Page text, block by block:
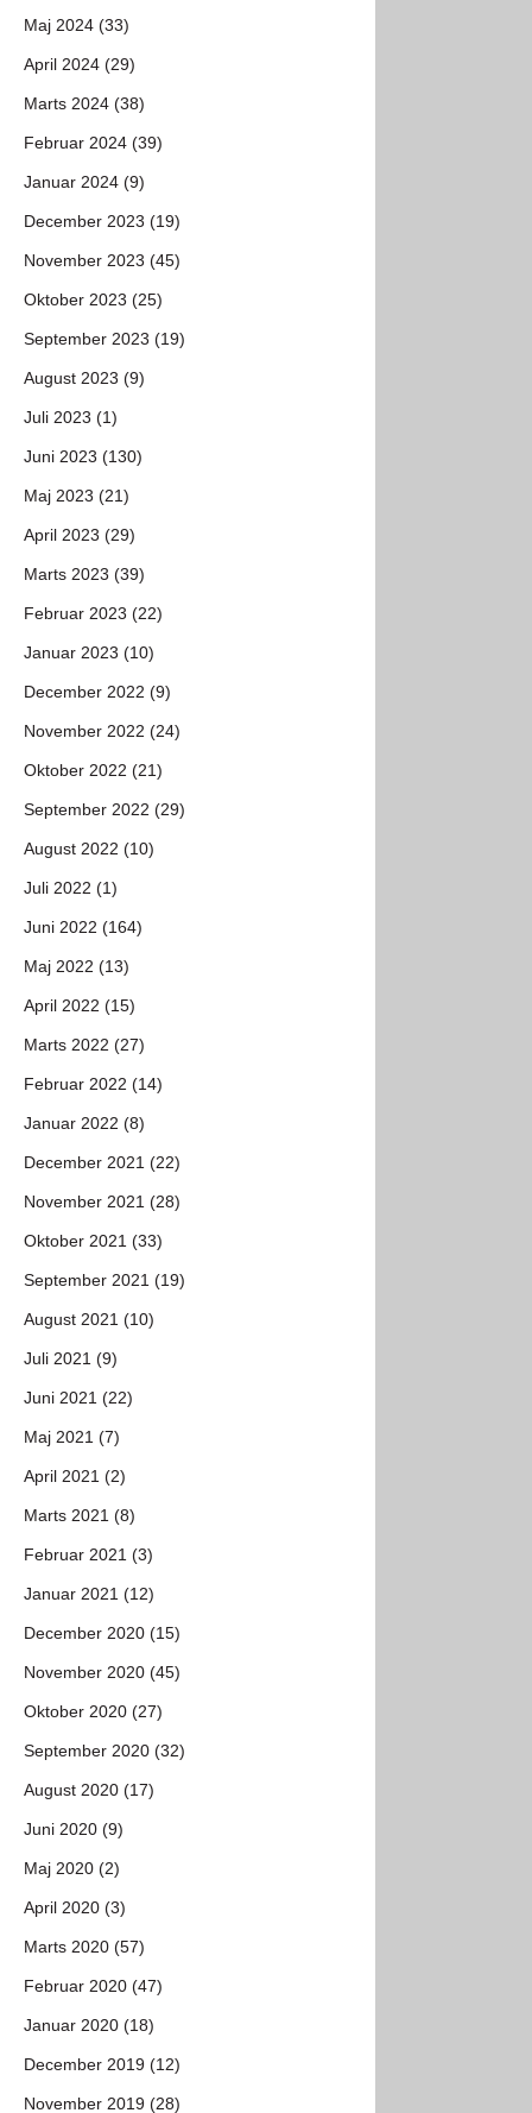
Maj 2024 (33)
April 2024 (29)
Marts 2024 (38)
Februar 2024 (39)
Januar 2024 (9)
December 2023 (19)
November 2023 (45)
Oktober 2023 (25)
September 2023 (19)
August 2023 (9)
Juli 2023 (1)
Juni 2023 (130)
Maj 2023 (21)
April 2023 (29)
Marts 2023 (39)
Februar 2023 (22)
Januar 2023 (10)
December 2022 (9)
November 2022 (24)
Oktober 2022 (21)
September 2022 (29)
August 2022 (10)
Juli 2022 (1)
Juni 2022 (164)
Maj 2022 (13)
April 2022 (15)
Marts 2022 (27)
Februar 2022 (14)
Januar 2022 (8)
December 2021 (22)
November 2021 (28)
Oktober 2021 (33)
September 2021 (19)
August 2021 (10)
Juli 2021 (9)
Juni 2021 (22)
Maj 2021 (7)
April 2021 (2)
Marts 2021 (8)
Februar 2021 (3)
Januar 2021 (12)
December 2020 (15)
November 2020 (45)
Oktober 2020 (27)
September 2020 (32)
August 2020 (17)
Juni 2020 (9)
Maj 2020 (2)
April 2020 (3)
Marts 2020 (57)
Februar 2020 (47)
Januar 2020 (18)
December 2019 (12)
November 2019 (28)